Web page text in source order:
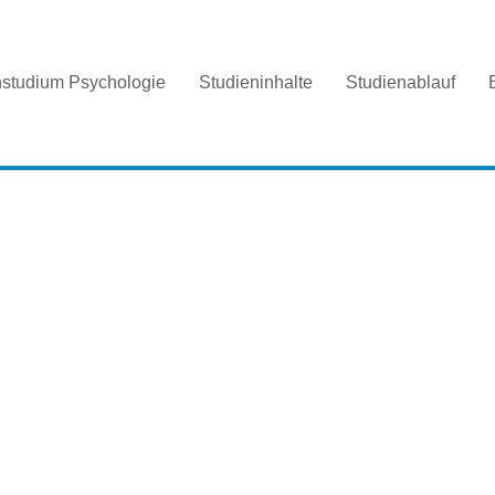
Psychologie Studieninhalte Studienablauf